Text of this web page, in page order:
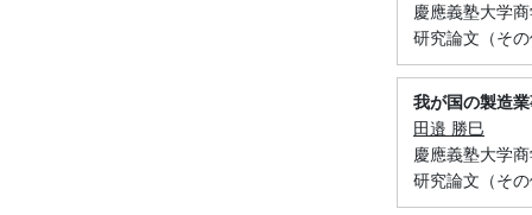
慶應義塾大学
研究論文（そ
我が国の製造
田邉 勝巳
慶應義塾大学
研究論文（そ